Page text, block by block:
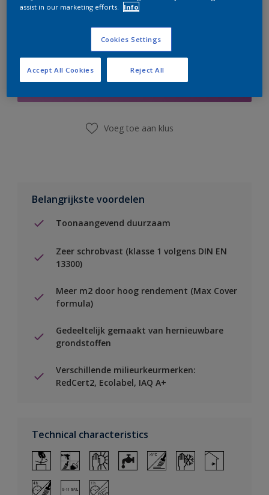
Boodschappenlijst
Voeg toe aan klus
Belangrijkste voordelen
Toonaangevend duurzaam
Zeer schrobvast (klasse 1 volgens DIN EN
13300)
Meer m2 door hoog rendement (Max Cover
formula)
Gedeeltelijk gemaakt van hernieuwbare
grondstoffen
Verschillende milieurkeurmerken:
RedCert2, Ecolabel, IAQ A+
Technical characteristics
assist in our marketing efforts.
Info
Cookies Settings
Reject All
Accept All Cookies